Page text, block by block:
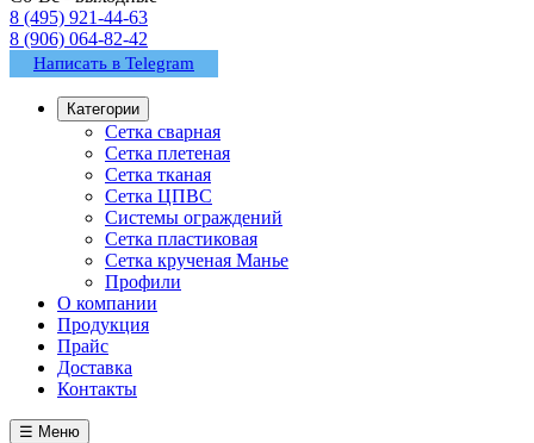
8 (495) 921-44-63
8 (906) 064-82-42
Написать в Telegram
Категории
Сетка сварная
Сетка плетеная
Сетка тканая
Сетка ЦПВС
Системы ограждений
Сетка пластиковая
Сетка крученая Манье
Профили
О компании
Продукция
Прайс
Доставка
Контакты
☰ Меню